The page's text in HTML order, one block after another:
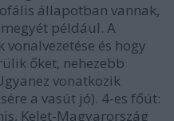
állapotban vannak,
például. A
és hogy
őket, nehezebb
vonatkozik
a vasút jó). 4-es főút:
Kelet-Magyarország